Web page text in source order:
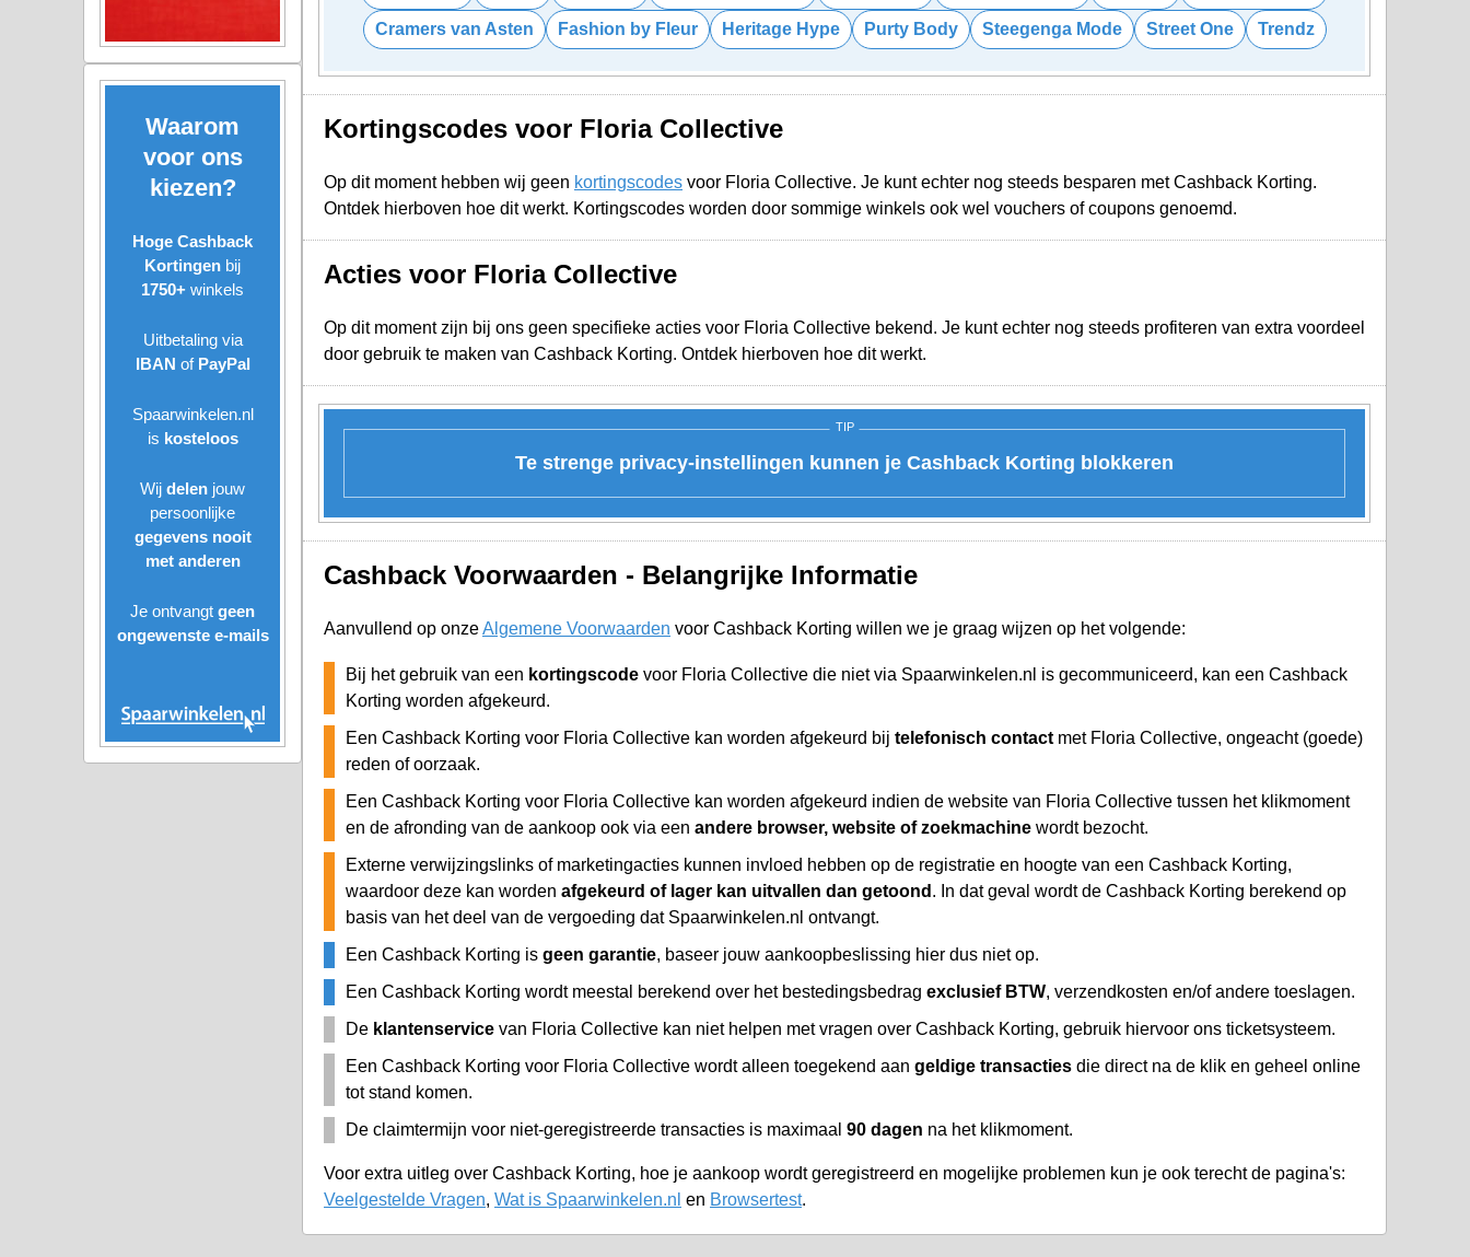
Waarom
voor ons
kiezen?
Hoge Cashback
Kortingen bij
1750+ winkels
Uitbetaling via
IBAN of PayPal
Spaarwinkelen.nl
is kosteloos
Wij delen jouw
persoonlijke
gegevens nooit
met anderen
Je ontvangt geen
ongewenste e-mails
Cramers van Asten Fashion by Fleur Heritage Hype Purty Body Steegenga Mode Street One Trendz
Kortingscodes voor Floria Collective
Op dit moment hebben wij geen kortingscodes voor Floria Collective. Je kunt echter nog steeds besparen met Cashback Korting.
Ontdek hierboven hoe dit werkt. Kortingscodes worden door sommige winkels ook wel vouchers of coupons genoemd.
Acties voor Floria Collective
Op dit moment zijn bij ons geen specifieke acties voor Floria Collective bekend. Je kunt echter nog steeds profiteren van extra voordeel
door gebruik te maken van Cashback Korting. Ontdek hierboven hoe dit werkt.
TIP
Te strenge privacy-instellingen kunnen je Cashback Korting blokkeren
Cashback Voorwaarden - Belangrijke Informatie
Aanvullend op onzeAlgemene Voorwaarden voor Cashback Korting willen we je graag wijzen op het volgende:
Bij het gebruik van een kortingscode voor Floria Collective die niet via Spaarwinkelen.nl is gecommuniceerd, kan een Cashback
Korting worden afgekeurd.
Een Cashback Korting voor Floria Collective kan worden afgekeurd bij telefonisch contact met Floria Collective, ongeacht (goede)
reden of oorzaak.
Een Cashback Korting voor Floria Collective kan worden afgekeurd indien de website van Floria Collective tussen het klikmoment
en de afronding van de aankoop ook via een andere browser, website of zoekmachine wordt bezocht.
Externe verwijzingslinks of marketingacties kunnen invloed hebben op de registratie en hoogte van een Cashback Korting,
waardoor deze kan worden afgekeurd of lager kan uitvallen dan getoond . In dat geval wordt de Cashback Korting berekend op
basis van het deel van de vergoeding dat Spaarwinkelen.nl ontvangt.
Een Cashback Korting is geen garantie, baseer jouw aankoopbeslissing hier dus niet op.
Een Cashback Korting wordt meestal berekend over het bestedingsbedrag exclusief BTW, verzendkosten en/of andere toeslagen.
De klantenservice van Floria Collective kan niet helpen met vragen over Cashback Korting, gebruik hiervoor ons ticketsysteem.
Een Cashback Korting voor Floria Collective wordt alleen toegekend aan geldige transacties die direct na de klik en geheel online
tot stand komen.
De claimtermijn voor niet-geregistreerde transacties is maximaal 90 dagen na het klikmoment.
Voor extra uitleg over Cashback Korting, hoe je aankoop wordt geregistreerd en mogelijke problemen kun je ook terecht de pagina's:
Veelgestelde Vragen, Wat is Spaarwinkelen.nl en Browsertest.